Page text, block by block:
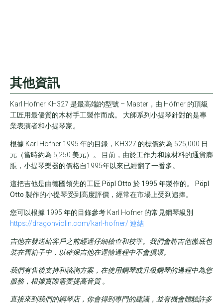
其他資訊
Karl Hofner KH327 是最高端的型號 – Master，由 Höfner 的頂級
工匠用最優質的木材手工製作而成。 大師系列小提琴針對的是專
業表演者和小提琴家。
根據 Karl Höfner 1995 年的目錄，KH327 的標價約為 525,000 日
元（當時約為 5,250 美元）。 目前，由於工作力和原材料的通貨膨
脹，小提琴樂器的價格自1995年以來已經翻了一番多。
這把吉他是由德國領先的工匠 Pöpl Otto 於 1995 年製作的。 Pöpl
Otto 製作的小提琴受到高度評價，經常在市場上受到追捧。
您可以根據 1995 年的目錄參考 Karl Hofner 的常見鋼琴級別
https://dragonviolin.com/karl-hofner/ 連結
吉他在發送給客戶之前經過仔細檢查和校準。我們會將吉他徹底包
裝在舊箱子中，以確保吉他在運輸過程中不會損壞。
我們有售後支持和諮詢方案，在使用鋼琴或升級鋼琴的過程中為您
服務，根據實際需要提高音質 。
直接來到我們的鋼琴店，你會得到專門的建議，並有機會體驗許多